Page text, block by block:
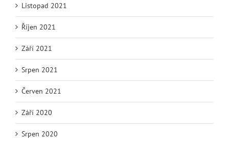
Listopad 2021
Říjen 2021
Září 2021
Srpen 2021
Červen 2021
Září 2020
Srpen 2020